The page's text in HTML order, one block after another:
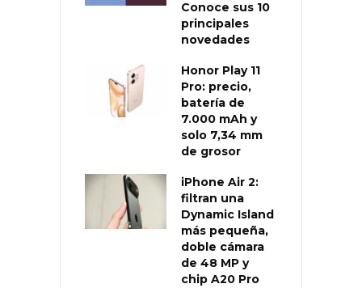
Conoce sus 10
principales
novedades
Honor Play 11
Pro: precio,
batería de
7.000 mAh y
solo 7,34 mm
de grosor
iPhone Air 2:
filtran una
Dynamic Island
más pequeña,
doble cámara
de 48 MP y
chip A20 Pro